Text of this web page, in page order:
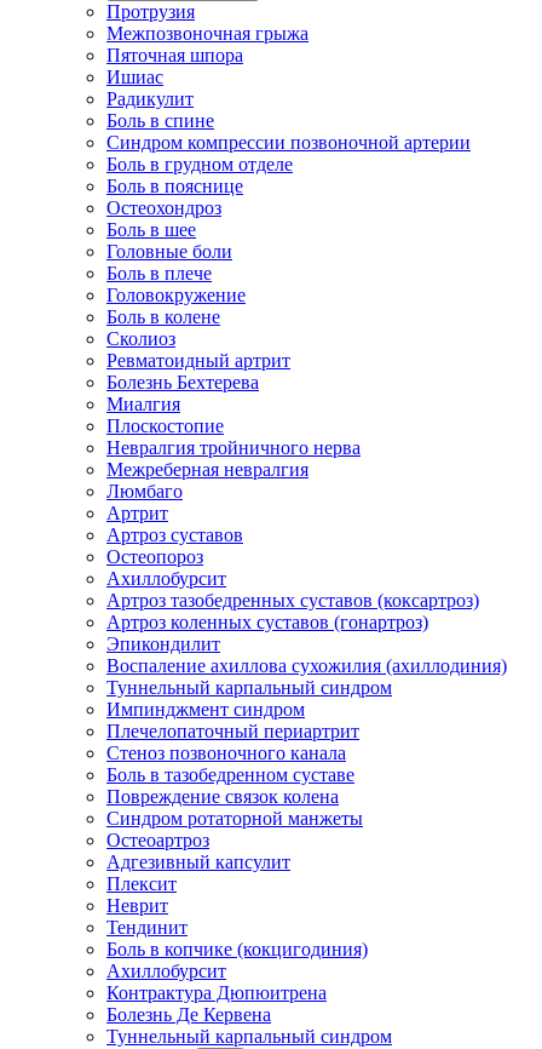
Протрузия
Межпозвоночная грыжа
Пяточная шпора
Ишиас
Радикулит
Боль в спине
Синдром компрессии позвоночной артерии
Боль в грудном отделе
Боль в пояснице
Остеохондроз
Боль в шее
Головные боли
Боль в плече
Головокружение
Боль в колене
Сколиоз
Ревматоидный артрит
Болезнь Бехтерева
Миалгия
Плоскостопие
Невралгия тройничного нерва
Межреберная невралгия
Люмбаго
Артрит
Артроз суставов
Остеопороз
Ахиллобурсит
Артроз тазобедренных суставов (коксартроз)
Артроз коленных суставов (гонартроз)
Эпикондилит
Воспаление ахиллова сухожилия (ахиллодиния)
Туннельный карпальный синдром
Импинджмент синдром
Плечелопаточный периартрит
Стеноз позвоночного канала
Боль в тазобедренном суставе
Повреждение связок колена
Синдром ротаторной манжеты
Остеоартроз
Адгезивный капсулит
Плексит
Неврит
Тендинит
Боль в копчике (кокцигодиния)
Ахиллобурсит
Контрактура Дюпюитрена
Болезнь Де Кервена
Туннельный карпальный синдром